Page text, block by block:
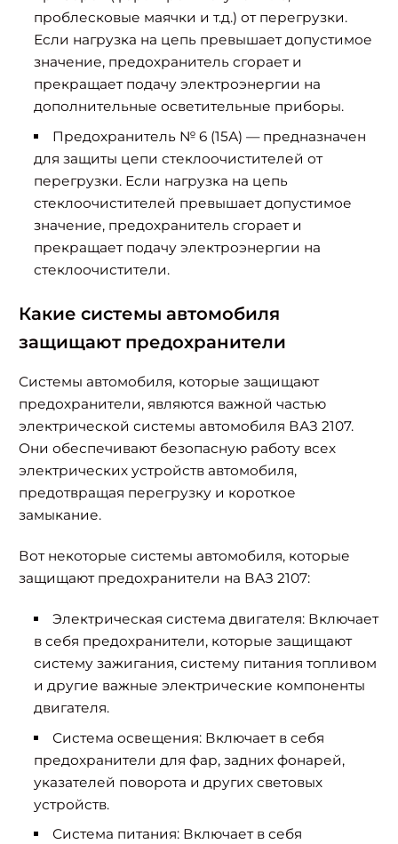
проблесковые маячки и т.д.) от перегрузки.
Если нагрузка на цепь превышает допустимое
значение, предохранитель сгорает и
прекращает подачу электроэнергии на
дополнительные осветительные приборы.
Предохранитель № 6 (15А) — предназначен
для защиты цепи стеклоочистителей от
перегрузки. Если нагрузка на цепь
стеклоочистителей превышает допустимое
значение, предохранитель сгорает и
прекращает подачу электроэнергии на
стеклоочистители.
Какие системы автомобиля
защищают предохранители
Системы автомобиля, которые защищают
предохранители, являются важной частью
электрической системы автомобиля ВАЗ 2107.
Они обеспечивают безопасную работу всех
электрических устройств автомобиля,
предотвращая перегрузку и короткое
замыкание.
Вот некоторые системы автомобиля, которые
защищают предохранители на ВАЗ 2107:
Электрическая система двигателя: Включает
в себя предохранители, которые защищают
систему зажигания, систему питания топливом
и другие важные электрические компоненты
двигателя.
Система освещения: Включает в себя
предохранители для фар, задних фонарей,
указателей поворота и других световых
устройств.
Система питания: Включает в себя